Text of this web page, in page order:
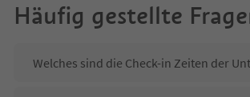
Häufig gestellte
Welches sind die Check-in Zeiten der